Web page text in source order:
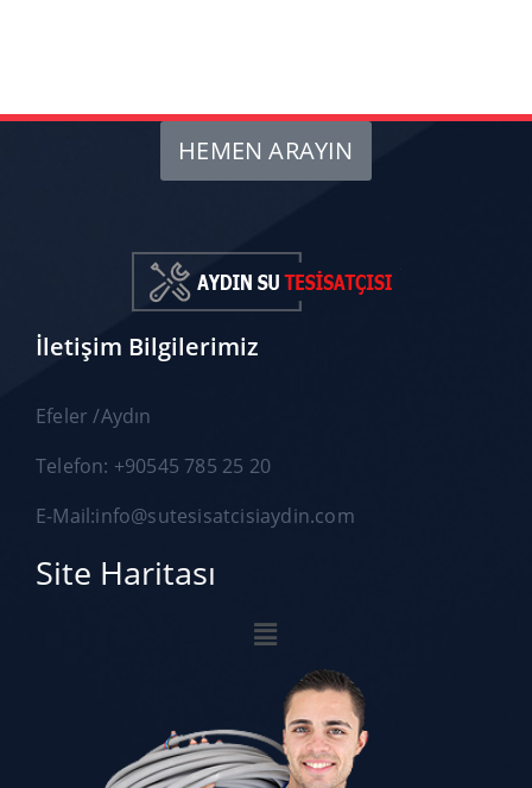
HEMEN ARAYIN
İletişim Bilgilerimiz
Efeler /Aydın
Telefon: +90545 785 25 20
E-Mail:info@sutesisatcisiaydin.com
Site Haritası